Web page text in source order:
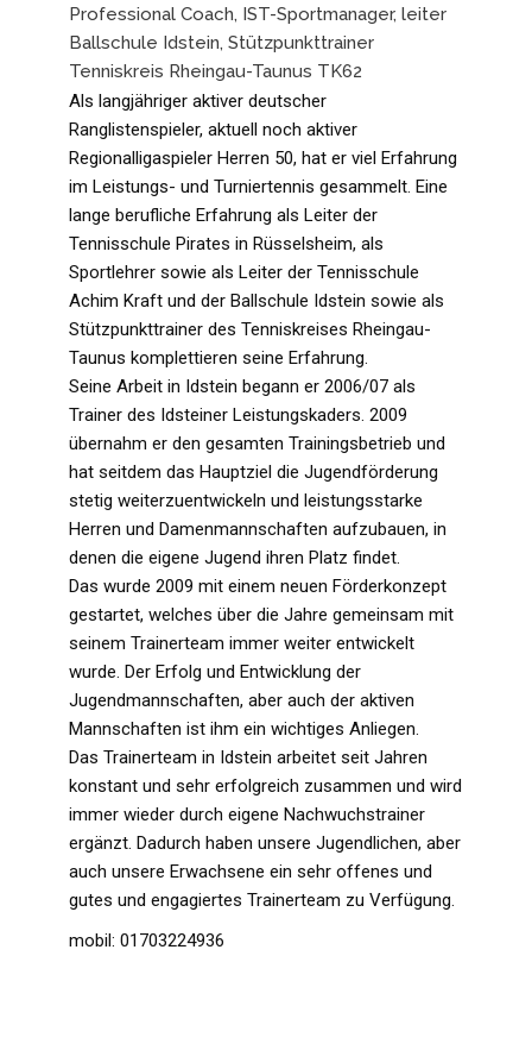
Professional Coach, IST-Sportmanager, leiter
Ballschule Idstein, Stützpunkttrainer
Tenniskreis Rheingau-Taunus TK62
Als langjähriger aktiver deutscher
Ranglistenspieler, aktuell noch aktiver
Regionalligaspieler Herren 50, hat er viel Erfahrung
im Leistungs- und Turniertennis gesammelt. Eine
lange berufliche Erfahrung als Leiter der
Tennisschule Pirates in Rüsselsheim, als
Sportlehrer sowie als Leiter der Tennisschule
Achim Kraft und der Ballschule Idstein sowie als
Stützpunkttrainer des Tenniskreises Rheingau-
Taunus komplettieren seine Erfahrung.
Seine Arbeit in Idstein begann er 2006/07 als
Trainer des Idsteiner Leistungskaders. 2009
übernahm er den gesamten Trainingsbetrieb und
hat seitdem das Hauptziel die Jugendförderung
stetig weiterzuentwickeln und leistungsstarke
Herren und Damenmannschaften aufzubauen, in
denen die eigene Jugend ihren Platz findet.
Das wurde 2009 mit einem neuen Förderkonzept
gestartet, welches über die Jahre gemeinsam mit
seinem Trainerteam immer weiter entwickelt
wurde. Der Erfolg und Entwicklung der
Jugendmannschaften, aber auch der aktiven
Mannschaften ist ihm ein wichtiges Anliegen.
Das Trainerteam in Idstein arbeitet seit Jahren
konstant und sehr erfolgreich zusammen und wird
immer wieder durch eigene Nachwuchstrainer
ergänzt. Dadurch haben unsere Jugendlichen, aber
auch unsere Erwachsene ein sehr offenes und
gutes und engagiertes Trainerteam zu Verfügung.
mobil: 01703224936